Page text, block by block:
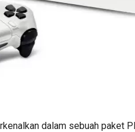
dalam sebuah paket